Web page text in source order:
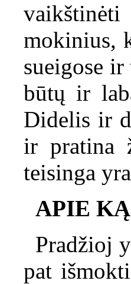
mokinius,
sueigose
būtų ir
Didelis ir
ir pratina
teisinga
APIE
Pradžioj
pat